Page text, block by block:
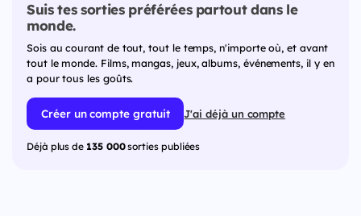
Suis tes sorties préférées partout dans le
monde.
Sois au courant de tout, tout le temps, n'importe où, et avant
tout le monde. Films, mangas, jeux, albums, événements, il y en
a pour tous les goûts.
Créer un compte gratuit J'ai déjà un compte
Déjà plus de 135 000sorties publiées